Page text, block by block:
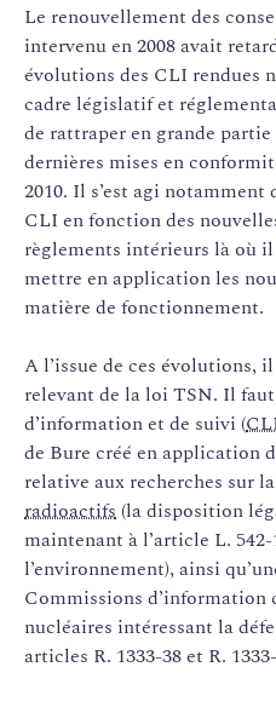
Le renouvellement des
intervenu en 2008 avait
évolutions des CLI rendues
cadre législatif et
de rattraper en grande
dernières mises en
2010. Il s’est agi
CLI en fonction des
règlements intérieurs là où il
mettre en application les
matière de fonctionnement.
A l’issue de ces évolutions,
relevant de la loi TSN. Il
d’information et de suivi (
de Bure créé en application
relative aux recherches sur
radioactifs (la disposition
maintenant à l’article L.
l’environnement), ainsi
Commissions d’information
nucléaires intéressant la
articles R. 1333-38 et R.